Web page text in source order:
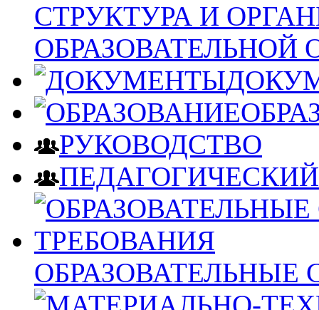
СТРУКТУРА И
ОБРАЗОВАТЕЛЬНОЙ
РУКОВОДСТВО
ОБРАЗОВАТЕЛЬНЫЕ